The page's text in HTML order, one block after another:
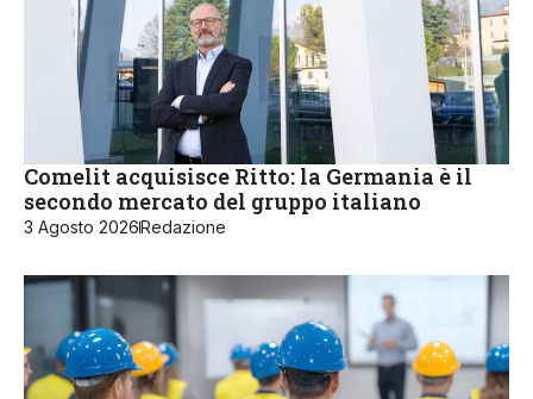
Comelit acquisisce Ritto: la Germania è il
secondo mercato del gruppo italiano
3 Agosto 2026Redazione